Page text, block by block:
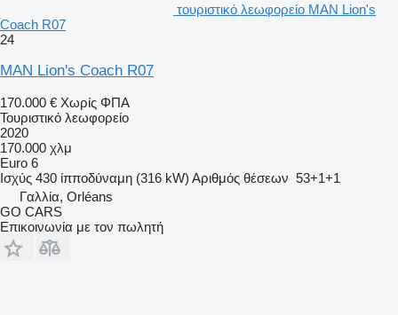
τουριστικό λεωφορείο MAN Lion's
Coach R07
24
MAN Lion's Coach R07
170.000 € Χωρίς ΦΠΑ
Τουριστικό λεωφορείο
2020
170.000 χλμ
Euro 6
Ισχύς 430 ίπποδύναμη (316 kW) Αριθμός θέσεων 53+1+1
Γαλλία, Orléans
GO CARS
Επικοινωνία με τον πωλητή